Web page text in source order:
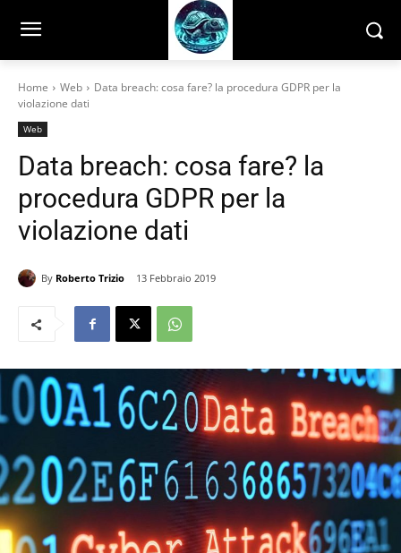
Home Web
Data breach: cosa fare? la procedura GDPR per la
violazione dati
Web
Data breach: cosa fare? la
procedura GDPR per la
violazione dati
By Roberto Trizio 13 Febbraio 2019